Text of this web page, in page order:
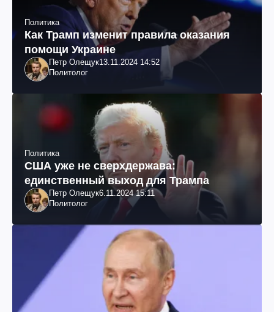
Политика
Как Трамп изменит правила оказания
помощи Украине
Петр Олещук13.11.2024 14:52
Политолог
Политика
США уже не сверхдержава:
единственный выход для Трампа
Петр Олещук6.11.2024 15:11
Политолог